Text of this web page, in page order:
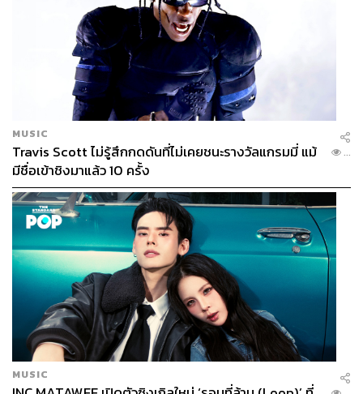
MUSIC
Travis Scott ไม่รู้สึกกดดันที่ไม่เคยชนะรางวัลแกรมมี่ แม้
มีชื่อเข้าชิงมาแล้ว 10 ครั้ง
...
MUSIC